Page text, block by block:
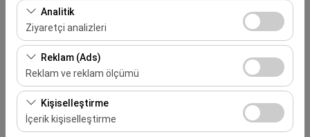
Bu çerezler sitenin doğru şekilde çalışması, güvenlik,
oturum yönetimi ve temel işlevler için gereklidir. Devre
dışı bırakılamaz.
Analitik
Ziyaretçi analizleri
Bu çerezler, sitemizin nasıl kullanıldığını (ziyaretçi sayısı,
en çok ziyaret edilen sayfalar, kullanıcı davranışları)
analiz etmemizi sağlar. Bu veriler, web sitesi
performansını ölçmek ve kullanıcı deneyimini sürekli
iyileştirmek için kullanılır.
Reklam (Ads)
Reklam ve reklam ölçümü
Bu çerezler, size ilgi alanlarınıza uygun kişiselleştirilmiş
reklamlar göstermemize ve reklam kampanyalarımızın
etkinliğini (gösterim sayısı, tıklama oranı) ölçmemize
Kişiselleştirme
İçerik kişiselleştirme
Alış Tarih & Saat
Bırakış Tarih & Saat